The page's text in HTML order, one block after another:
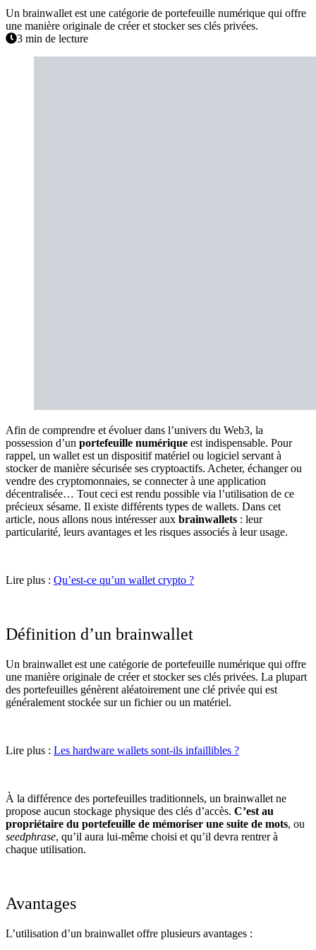
Un brainwallet est une catégorie de portefeuille numérique qui offre
une manière originale de créer et stocker ses clés privées.
3 min de lecture
Afin de comprendre et évoluer dans l’univers du Web3, la
possession d’un portefeuille numérique est indispensable. Pour
rappel, un wallet est un dispositif matériel ou logiciel servant à
stocker de manière sécurisée ses cryptoactifs. Acheter, échanger ou
vendre des cryptomonnaies, se connecter à une application
décentralisée… Tout ceci est rendu possible via l’utilisation de ce
précieux sésame. Il existe différents types de wallets. Dans cet
article, nous allons nous intéresser aux brainwallets : leur
particularité, leurs avantages et les risques associés à leur usage.
Lire plus : Qu’est-ce qu’un wallet crypto ?
Définition d’un brainwallet
Un brainwallet est une catégorie de portefeuille numérique qui offre
une manière originale de créer et stocker ses clés privées. La plupart
des portefeuilles génèrent aléatoirement une clé privée qui est
généralement stockée sur un fichier ou un matériel.
Lire plus : Les hardware wallets sont-ils infaillibles ?
À la différence des portefeuilles traditionnels, un brainwallet ne
propose aucun stockage physique des clés d’accès. C’est au
propriétaire du portefeuille de mémoriser une suite de mots, ou
seedphrase, qu’il aura lui-même choisi et qu’il devra rentrer à
chaque utilisation.
Avantages
L’utilisation d’un brainwallet offre plusieurs avantages :